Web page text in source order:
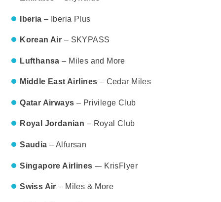
Iberia – Iberia Plus
Korean Air – SKYPASS
Lufthansa– Miles and More
Middle East Airlines – Cedar Miles
Qatar Airways – Privilege Club
Royal Jordanian – Royal Club
Saudia– Alfursan
Singapore Airlines -– KrisFlyer
Swiss Air – Miles & More